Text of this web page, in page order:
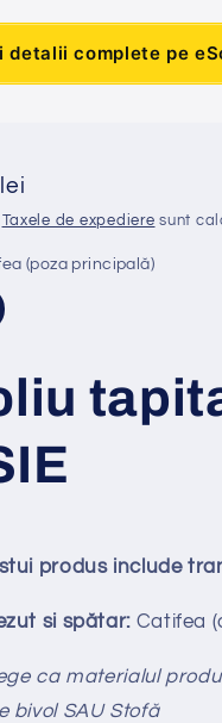
detalii complete pe
Taxele de expediere sunt
(poza principală)
produs include
si spătar: Catifea
ca materialul
bivol SAU Stofă